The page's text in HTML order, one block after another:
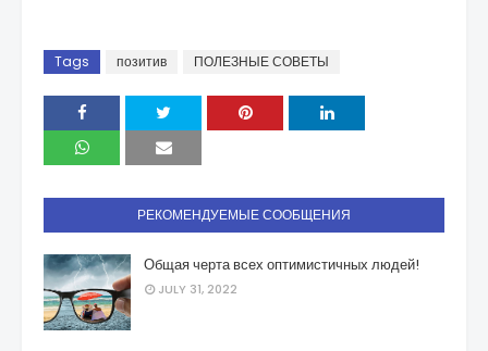
Tags позитив ПОЛЕЗНЫЕ СОВЕТЫ
РЕКОМЕНДУЕМЫЕ СООБЩЕНИЯ
Общая черта всех оптимистичных людей!
JULY 31, 2022